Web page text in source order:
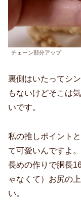
チェーン部分アップ
裏側はいたってシ
もないけどそこは
いです。
私の推しポイント
て可愛いんですよ
長めの作りで胴長
ゃなくて）お尻の
い。